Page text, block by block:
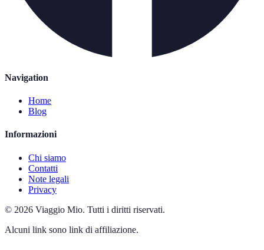
Navigation
Home
Blog
Informazioni
Chi siamo
Contatti
Note legali
Privacy
© 2026 Viaggio Mio. Tutti i diritti riservati.
Alcuni link sono link di affiliazione.